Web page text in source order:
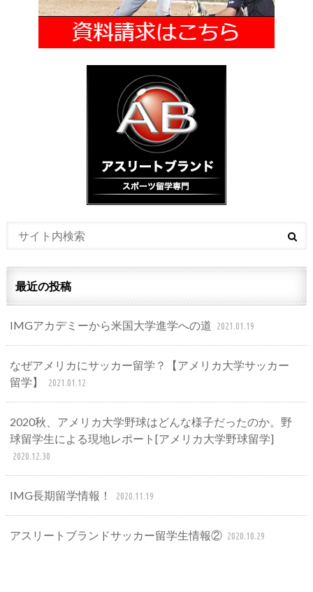
最近の投稿
IMGアカデミーから米国大学進学への道 2021.01.19
なぜアメリカにサッカー留学？【アメリカ大学サッカー
留学】
2021.01.12
2020秋、アメリカ大学野球はどんな様子だったのか。野
球留学生による現地レポート[アメリカ大学野球留学]
2020.12.30
IMG長期留学情報！ 2020.11.19
アスリートブランドサッカー留学生情報② 2020.10.29